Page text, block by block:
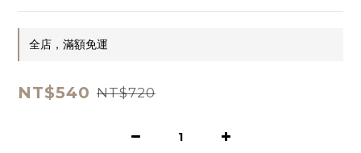
全店，滿額免運
NT$540 NT$720